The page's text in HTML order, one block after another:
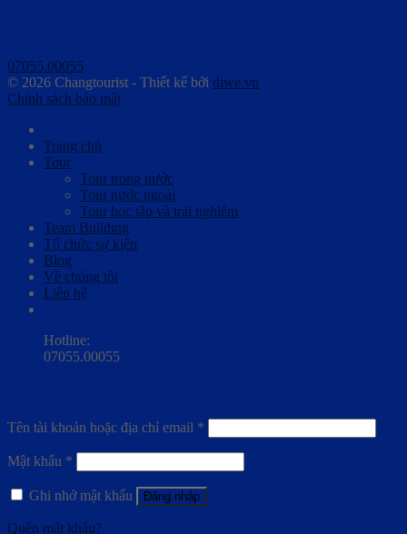
07055.00055
© 2026 Changtourist - Thiết kế bởi diwe.vn
Chính sách bảo mật
Trang chủ
Tour
Tour trong nước
Tour nước ngoài
Tour học tập và trải nghiệm
Team Building
Tổ chức sự kiện
Blog
Về chúng tôi
Liên hệ
Hotline:
07055.00055
Tên tài khoản hoặc địa chỉ email *
Mật khẩu *
Ghi nhớ mật khẩu Đăng nhập
Quên mật khẩu?